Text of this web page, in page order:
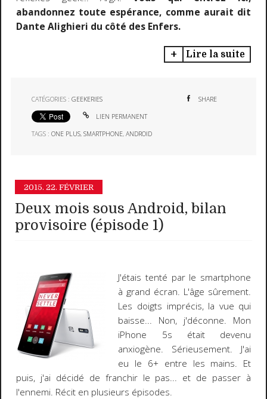
abandonnez toute espérance, comme aurait dit
Dante Alighieri du côté des Enfers.
Lire la suite
CATÉGORIES :GEEKERIES SHARE
LIEN PERMANENT
TAGS :ONE PLUS,SMARTPHONE,ANDROID
2015. 22. FÉVRIER
Deux mois sous Android, bilan
provisoire (épisode 1)
J'étais tenté par le smartphone
à grand écran. L'âge sûrement.
Les doigts imprécis, la vue qui
baisse... Non, j'déconne. Mon
iPhone 5s était devenu
anxiogène. Sérieusement. J'ai
eu le 6+ entre les mains. Et
puis, j'ai décidé de franchir le pas... et de passer à
l'ennemi. Récit en plusieurs épisodes.